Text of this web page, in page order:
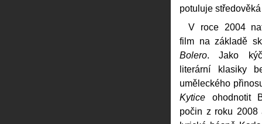
potuluje
V roce 2004
film na základě
Bolero. Jako
literární klasiky
uměleckého
Kytice ohodnotit
počin z roku 2008